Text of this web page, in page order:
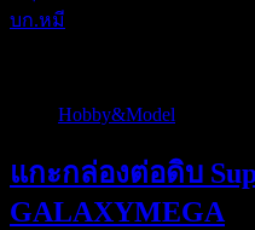
บก.หมี
Hobby&Model
แกะกล่องต่อดิบ
GALAXYMEGA